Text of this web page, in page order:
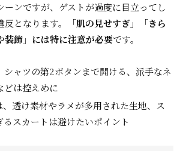
ーンですが、ゲストが過度に目立ってし
となります。
「肌の見せすぎ」「きら
装飾」には特に注意が必要です。
シャツの第2ボタンまで開ける、派手なネ
どは控えめに
、透け素材やラメが多用された生地、ス
るスカートは避けたいポイント